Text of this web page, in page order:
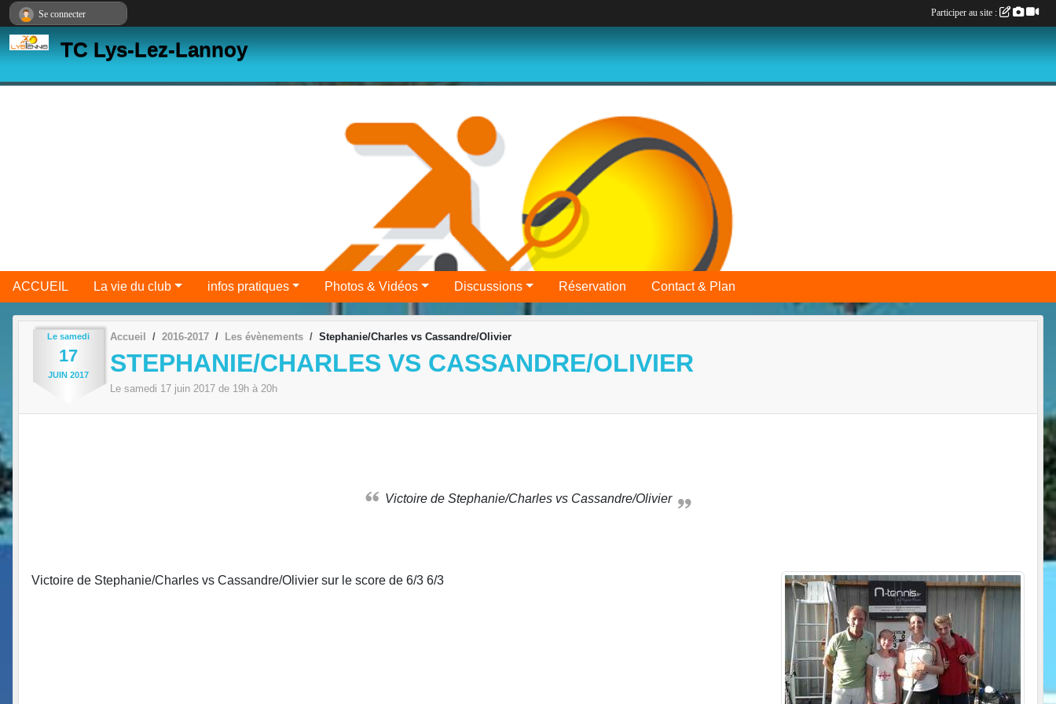
TC Lys-Lez-Lannoy
ACCUEIL La vie du club infos pratiques Photos & Vidéos Discussions Réservation Contact & Plan
Le samedi
17
JUIN 2017
Accueil 2016-2017 Les évènements Stephanie/Charles vs Cassandre/Olivier
STEPHANIE/CHARLES VS CASSANDRE/OLIVIER
Le samedi 17 juin 2017 de 19h à 20h
Victoire de Stephanie/Charles vs Cassandre/Olivier
Victoire de Stephanie/Charles vs Cassandre/Olivier sur le score de 6/3 6/3
Se connecter Participer au site :
Panneau de gestion des cookies